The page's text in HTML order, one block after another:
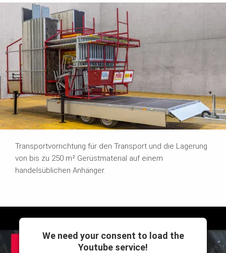
Transportvorrichtung für den Transport und die Lagerung
von bis zu 250 m² Gerüstmaterial auf einem
handelsüblichen Anhänger.
We need your consent to load the
Youtube service!